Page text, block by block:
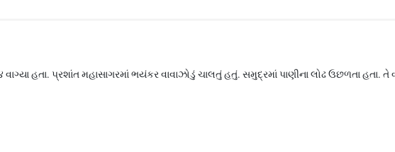
વાગ્યા હતા. પ્રશાંત મહાસાગરમાં ભયંકર વાવાઝોડું ચાલતું હતું. સમુદ્રમાં પાણીના લોઢ ઉછળતા હતા.